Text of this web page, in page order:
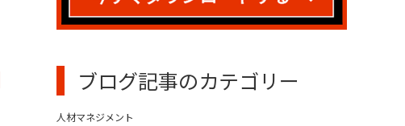
ブログ記事のカテゴリー
人材マネジメント